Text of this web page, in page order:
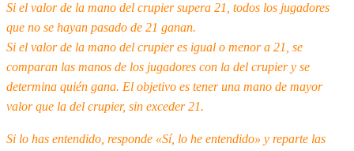
Si el valor de la mano del crupier supera 21, todos los jugadores
que no se hayan pasado de 21 ganan.
Si el valor de la mano del crupier es igual o menor a 21, se
comparan las manos de los jugadores con la del crupier y se
determina quién gana. El objetivo es tener una mano de mayor
valor que la del crupier, sin exceder 21.
Si lo has entendido, responde «Sí, lo he entendido» y reparte las